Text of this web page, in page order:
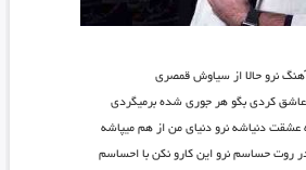
نرو حالا از سیاوش قمصری
عاشق کردی بگو هر جوری شده برمیگردی
دنیاشه نرو دنیای من از هم میپاشه
روت حساسم نرو این کارو نکن با احساسم